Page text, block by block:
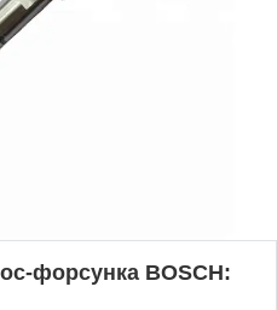
форсунка BOSCH: